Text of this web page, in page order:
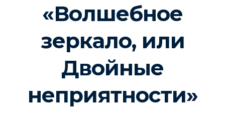
«Волшебное
зеркало, или
Двойные
неприятности»